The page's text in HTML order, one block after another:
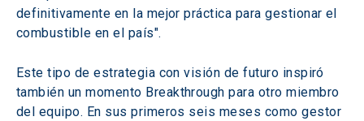
definitivamente en la mejor práctica para gestionar el
combustible en el país".
Este tipo de estrategia con visión de futuro inspiró
también un momento Breakthrough para otro miembro
del equipo. En sus primeros seis meses como gestor